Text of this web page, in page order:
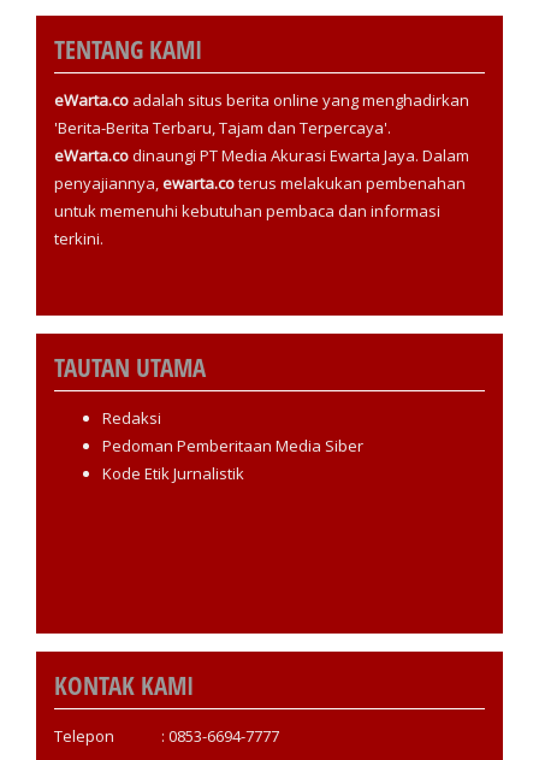
TENTANG KAMI
eWarta.co adalah situs berita online yang menghadirkan
'Berita-Berita Terbaru, Tajam dan Terpercaya'.
eWarta.codinaungi PT Media Akurasi Ewarta Jaya. Dalam
penyajiannya, ewarta.coterus melakukan pembenahan
untuk memenuhi kebutuhan pembaca dan informasi
terkini.
TAUTAN UTAMA
Redaksi
Pedoman Pemberitaan Media Siber
Kode Etik Jurnalistik
KONTAK KAMI
Telepon : 0853-6694-7777